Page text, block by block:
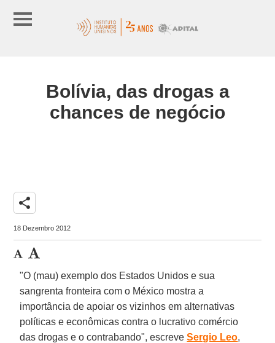
Bolívia, das drogas a
chances de negócio
share
18 Dezembro 2012
"O (mau) exemplo dos Estados Unidos e sua
sangrenta fronteira com o México mostra a
importância de apoiar os vizinhos em alternativas
políticas e econômicas contra o lucrativo comércio
das drogas e o contrabando", escreveSergio Leo,